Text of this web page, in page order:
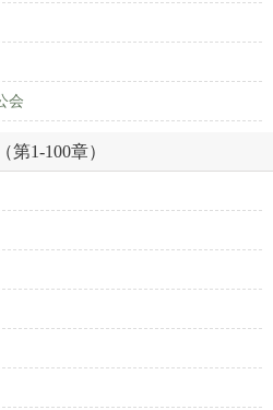
会
第1-100章）